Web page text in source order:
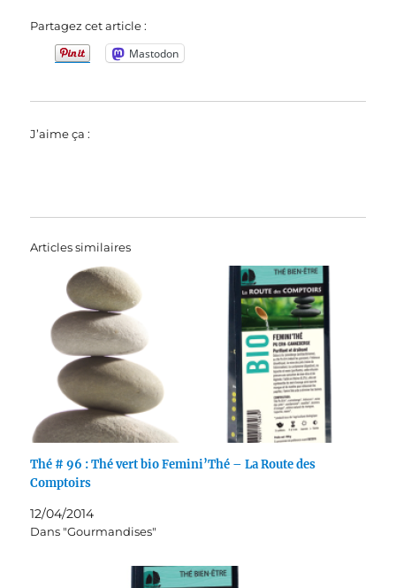
Partagez cet article :
Mastodon
J’aime ça :
Articles similaires
Thé # 96 : Thé vert bio Femini’Thé – La Route des
Comptoirs
12/04/2014
Dans "Gourmandises"